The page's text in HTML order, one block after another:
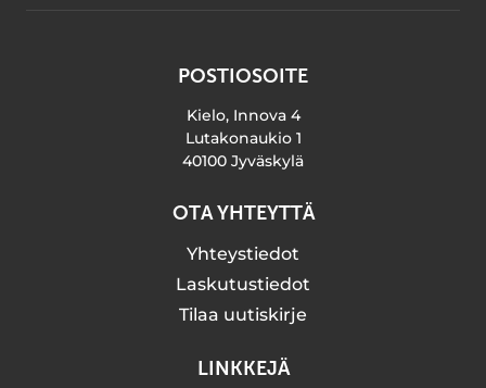
POSTIOSOITE
Kielo, Innova 4
Lutakonaukio 1
40100 Jyväskylä
OTA YHTEYTTÄ
Yhteystiedot
Laskutustiedot
Tilaa uutiskirje
LINKKEJÄ